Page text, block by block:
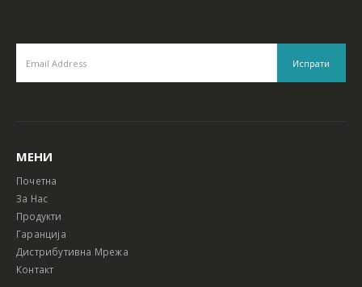
МЕНИ
Почетна
За Нас
Продукти
Гаранција
Дистрибутивна Мрежа
Контакт